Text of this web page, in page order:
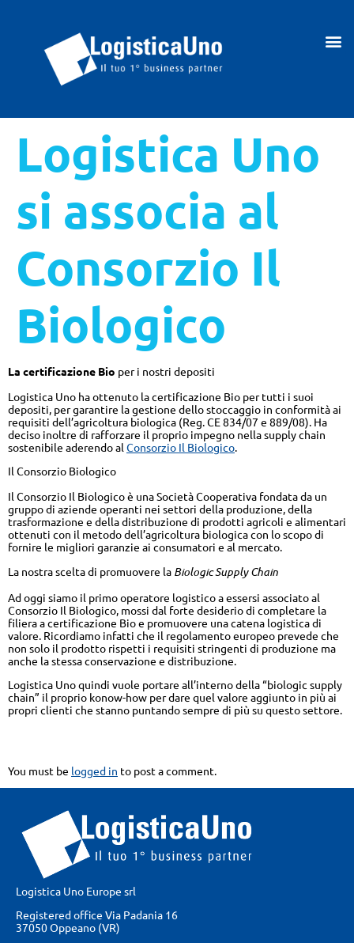
Logistica Uno
si associa al
Consorzio Il
Biologico
La certificazione Bio per i nostri depositi
Logistica Uno ha ottenuto la certificazione Bio per tutti i suoi
depositi, per garantire la gestione dello stoccaggio in conformità ai
requisiti dell’agricoltura biologica (Reg. CE 834/07 e 889/08). Ha
deciso inoltre di rafforzare il proprio impegno nella supply chain
sostenibile aderendo al Consorzio Il Biologico.
Il Consorzio Biologico
Il Consorzio Il Biologico è una Società Cooperativa fondata da un
gruppo di aziende operanti nei settori della produzione, della
trasformazione e della distribuzione di prodotti agricoli e alimentari
ottenuti con il metodo dell’agricoltura biologica con lo scopo di
fornire le migliori garanzie ai consumatori e al mercato.
La nostra scelta di promuovere la Biologic Supply Chain
Ad oggi siamo il primo operatore logistico a essersi associato al
Consorzio Il Biologico, mossi dal forte desiderio di completare la
filiera a certificazione Bio e promuovere una catena logistica di
valore. Ricordiamo infatti che il regolamento europeo prevede che
non solo il prodotto rispetti i requisiti stringenti di produzione ma
anche la stessa conservazione e distribuzione.
Logistica Uno quindi vuole portare all’interno della “biologic supply
chain” il proprio konow-how per dare quel valore aggiunto in più ai
propri clienti che stanno puntando sempre di più su questo settore.
You must be logged in to post a comment.
Logistica Uno Europe srl
Registered office Via Padania 16
37050 Oppeano (VR)